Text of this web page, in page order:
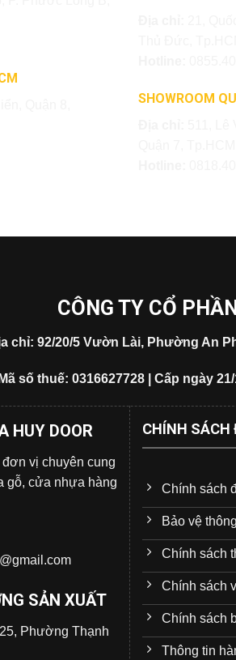
SHOWROOM
CÔNG TY CỔ
chỉ: 92/20/5 Vườn Lài, Phường An
Mã số thuế: 0316627728 | Cấp ngày
HUY DOOR
vị chuyên cung
gỗ, cửa nhựa hàng
SẢN XUẤT
Phường Thạnh
CHÍNH SÁCH
Chính sách
Bảo vệ
Chính sách
Chính sách
Chính sách
Thông tin